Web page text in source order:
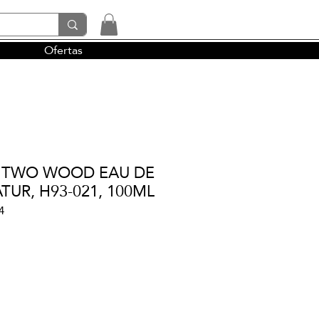
y la perfumería árabe
Ofertas
WOOD EAU DE
H93-021, 100ML